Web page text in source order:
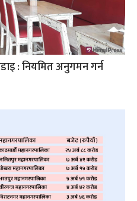
: नियमित अनुगमन गर्न